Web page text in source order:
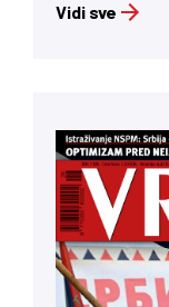
Vidi sve